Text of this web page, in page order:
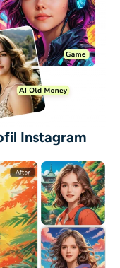
Instagram